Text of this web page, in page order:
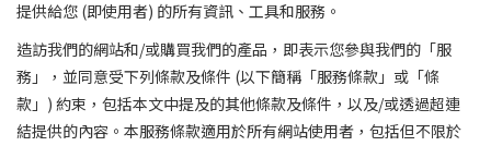
提供給您 (即使用者) 的所有資訊、工具和服務。
造訪我們的網站和/或購買我們的產品，即表示您參與我們的「服
務」，並同意受下列條款及條件 (以下簡稱「服務條款」或「條
款」) 約束，包括本文中提及的其他條款及條件，以及/或透過超連
結提供的內容。本服務條款適用於所有網站使用者，包括但不限於